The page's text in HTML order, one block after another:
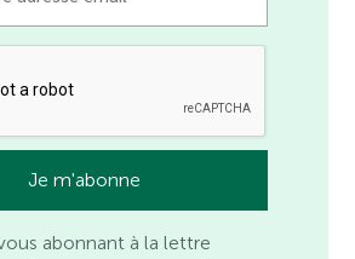
abonnant à la lettre